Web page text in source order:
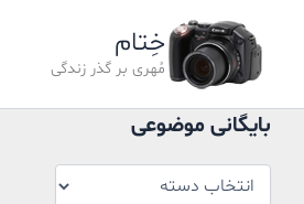
خِتام
مُهری بر گذر زندگی
بایگانی موضوعی
موضوعی